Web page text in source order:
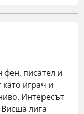
фен, писател и
играч и
Интересът
Висша лига